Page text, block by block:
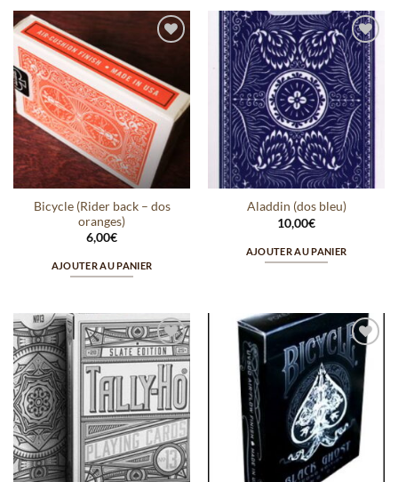
wishlist
Bicycle (Rider back – dos
oranges)
6,00€
AJOUTER AU PANIER
Ajouter
à la
wishlist
Aladdin (dos bleu)
10,00€
AJOUTER AU PANIER
Ajouter
à la
wishlist
Ajouter
à la
wishlist